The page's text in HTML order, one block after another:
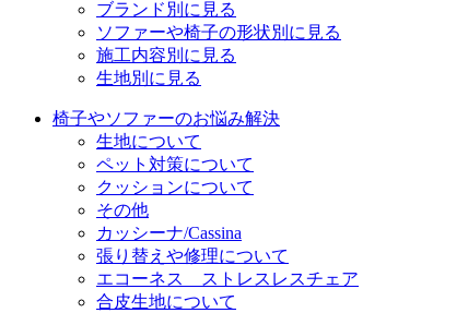
ブランド別に見る
ソファーや椅子の形状別に見る
施工内容別に見る
生地別に見る
椅子やソファーのお悩み解決
生地について
ペット対策について
クッションについて
その他
カッシーナ/Cassina
張り替えや修理について
エコーネス ストレスレスチェア
合皮生地について